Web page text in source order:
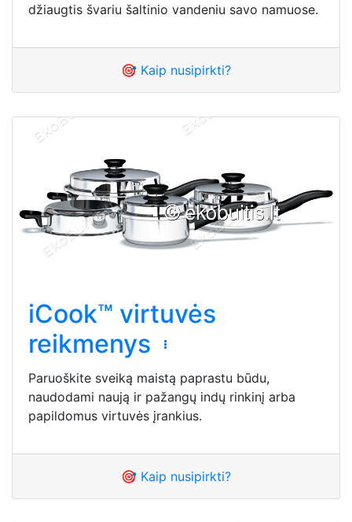
džiaugtis švariu šaltinio vandeniu savo namuose.
🎯 Kaip nusipirkti?
iCook™ virtuvės
reikmenys
Paruoškite sveiką maistą paprastu būdu,
naudodami naują ir pažangų indų rinkinį arba
papildomus virtuvės įrankius.
🎯 Kaip nusipirkti?